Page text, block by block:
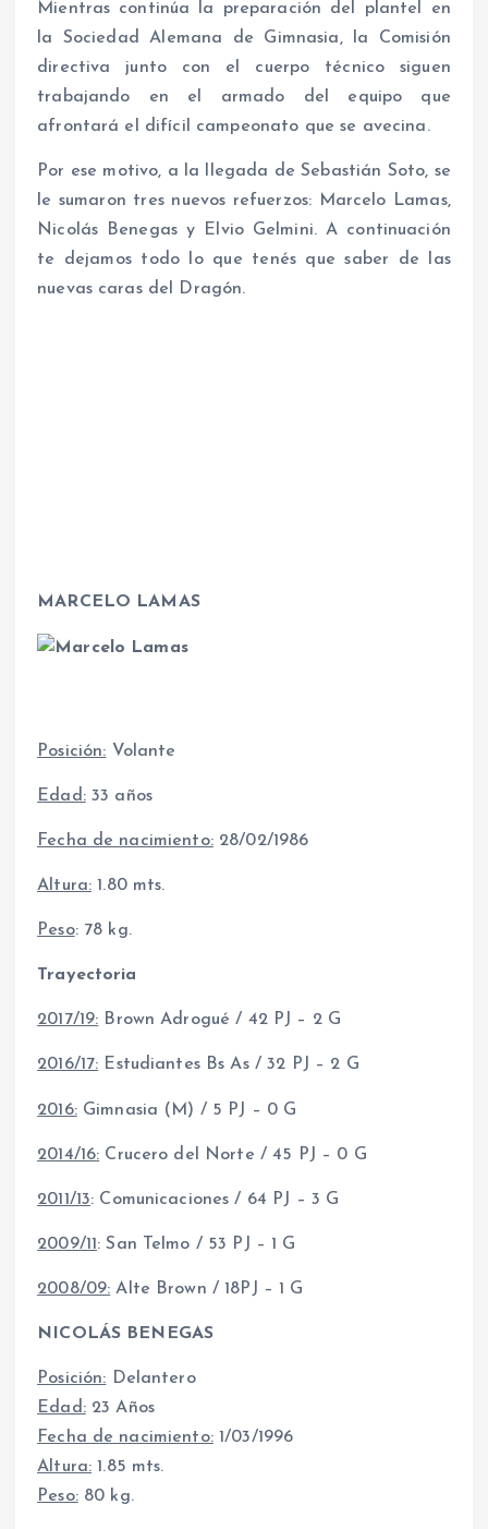
Mientras continúa la preparación del plantel en
la Sociedad Alemana de Gimnasia, la Comisión
directiva junto con el cuerpo técnico siguen
trabajando en el armado del equipo que
afrontará el difícil campeonato que se avecina.
Por ese motivo, a la llegada de Sebastián Soto, se
le sumaron tres nuevos refuerzos: Marcelo Lamas,
Nicolás Benegas y Elvio Gelmini. A continuación
te dejamos todo lo que tenés que saber de las
nuevas caras del Dragón.
MARCELO LAMAS
Posición: Volante
Edad:33 años
Fecha de nacimiento:28/02/1986
Altura: 1.80 mts.
Peso: 78 kg.
Trayectoria
2017/19: Brown Adrogué / 42 PJ – 2 G
2016/17: Estudiantes Bs As / 32 PJ – 2 G
2016:Gimnasia (M) / 5 PJ – 0 G
2014/16: Crucero del Norte / 45 PJ – 0 G
2011/13: Comunicaciones / 64 PJ – 3 G
2009/11 : San Telmo / 53 PJ – 1 G
2008/09: Alte Brown / 18PJ – 1 G
NICOLÁS BENEGAS
Posición: Delantero
Edad:23 Años
Fecha de nacimiento:1/03/1996
Altura: 1.85 mts.
Peso:80 kg.